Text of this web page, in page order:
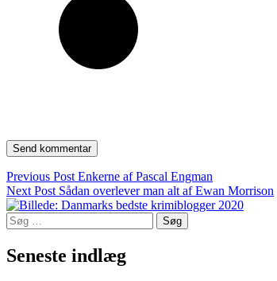
Indlægsnavigation
Previous Post Enkerne af Pascal Engman
Next Post Sådan overlever man alt af Ewan Morrison
Søg
efter:
Seneste indlæg